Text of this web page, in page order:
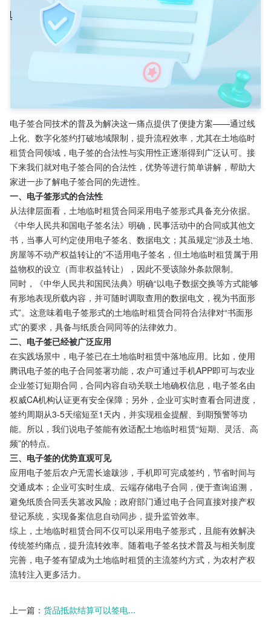
电子签合同技术的普及为解决这一痛点提供了便捷方案——通过线
上化、数字化签约打破地域限制，提升流程效率，尤其在土地临时
租赁合同领域，电子签的合法性与实用性正逐渐得到广泛认可。接
下来我们就对电子签合同的合法性，优势等进行简单讲解，帮助大
家进一步了解电子签合同的先进性。
一、电子签形式的合法性
从法律层面看，土地临时租赁合同采用电子签形式具备充分依据。
《中华人民共和国电子签名法》明确，民事活动中的合同或其他文
书，当事人可约定使用电子签名、数据电文；其虽规定“涉及土地、
房屋等不动产权益转让的”不适用电子签名，但土地临时租赁属于用
益物权的设立（而非权益转让），因此不受该除外条款限制。
同时，《中华人民共和国民法典》明确“以电子数据交换等方式能够
有形地表现所载内容，并可随时调取查用的数据电文，视为书面形
式”。这意味着电子签形式的土地临时租赁合同符合法律对“书面形
式”的要求，具备与纸质合同同等的法律效力。
二、电子签已经被广泛应用
在实践场景中，电子签已在土地临时租赁中落地应用。比如，使用
腾讯电子签的电子合同签署功能，农户可通过手机APP即可与农业
企业签订短期合同，合同内容自动关联土地确权信息，电子签名由
权威CA机构认证更有安全保障；另外，企业可实时查看合同进度，
签约周期从3-5天缩短至1天内，并实现租金提醒、到期预警等功
能。所以，我们说电子签能有效适配土地临时租赁“短期、灵活、高
频”的特点。
三、电子签的优势直观可见
应用电子签后农户无需长途跋涉，手机即可完成签约，节省时间与
交通成本；企业可实时生成、云端存储电子合同，便于查询追溯，
避免纸质合同丢失篡改风险；政府部门通过电子合同直接对接产权
登记系统，实现备案信息自动同步，提升监管效率。
综上，土地临时租赁合同不仅可以采用电子签形式，且能有效解决
传统签约痛点，提升流转效率。随着电子签名技术普及与相关制度
完善，电子签有望成为土地临时租赁的主流签约方式，为农村产权
流转注入更多活力。
上一篇： 货品抵款结算可以签电...